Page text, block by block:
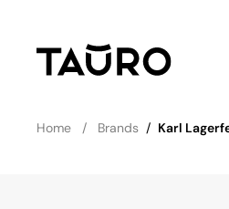
Home Brands / Karl